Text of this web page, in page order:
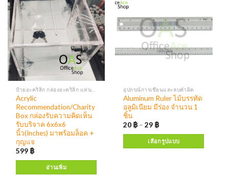
Acrylic
Recommendation/Charity
Box กล่องรับความคิดเห็น
รับบริจาค 6x6x6
นิ้ว(Inches) มาพร้อมล็อค +
กุญแจ
599 ฿
อ่านเพิ่ม
อุปกรณ์การเขียนและลบคำผิด
Aluminum Ruler ไม้บรรทัด
อลูมิเนียม มีร่อง จำนวน 1
ชิ้น
20 ฿ –29 ฿
เลือกรูปแบบ